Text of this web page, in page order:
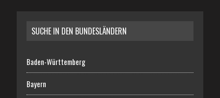
SUCHE IN DEN BUNDESLÄNDERN
Baden-Württemberg
Bayern